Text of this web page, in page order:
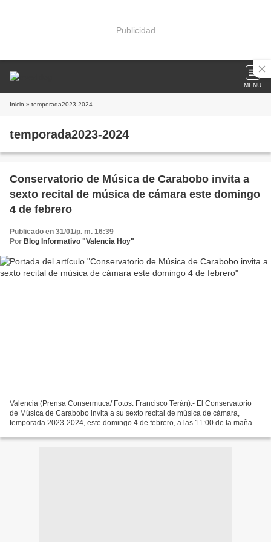
Publicidad
MENU
Inicio » temporada2023-2024
temporada2023-2024
Conservatorio de Música de Carabobo invita a
sexto recital de música de cámara este domingo
4 de febrero
Publicado en 31/01/p. m. 16:39
Por Blog Informativo "Valencia Hoy"
Valencia (Prensa Consermuca/ Fotos: Francisco Terán).- El Conservatorio
de Música de Carabobo invita a su sexto recital de música de cámara,
temporada 2023-2024, este domingo 4 de febrero, a las 11:00 de la mañana